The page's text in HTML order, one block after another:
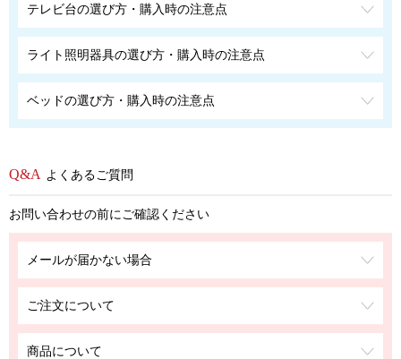
テレビ台の選び方・購入時の注意点
ライト照明器具の選び方・購入時の注意点
ベッドの選び方・購入時の注意点
よくあるご質問
お問い合わせの前にご確認ください
メールが届かない場合
ご注文について
商品について